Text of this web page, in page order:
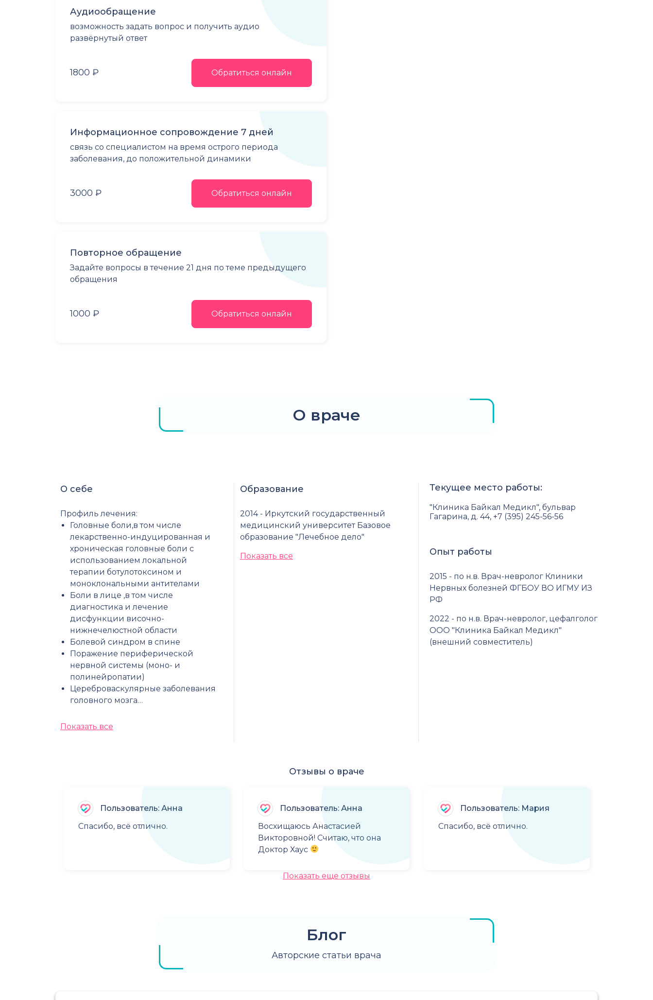
Аудиообращение
возможность задать вопрос и получить аудио
развёрнутый ответ
1800 ₽ Обратиться онлайн
Информационное сопровождение 7 дней
связь со специалистом на время острого периода
заболевания, до положительной динамики
3000 ₽ Обратиться онлайн
Повторное обращение
Задайте вопросы в течение 21 дня по теме предыдущего
обращения
1000 ₽ Обратиться онлайн
О враче
О себе
Профиль лечения:
Головные боли,в том числе
лекарственно-индуцированная и
хроническая головные боли с
использованием локальной
терапии ботулотоксином и
моноклональными антителами
Боли в лице ,в том числе
диагностика и лечение
дисфункции височно-
нижнечелюстной области
Болевой синдром в спине
Поражение периферической
нервной системы (моно- и
полинейропатии)
Цереброваскулярные заболевания
головного мозга…
Показать все
Образование
2014 - Иркутский государственный
медицинский университет Базовое
образование "Лечебное дело"
Показать все
Текущее место работы:
"Клиника Байкал Медикл", бульвар
Гагарина, д. 44, +7 (395) 245-56-56
Опыт работы
2015 - по н.в. Врач-невролог Клиники
Нервных болезней ФГБОУ ВО ИГМУ ИЗ
РФ
2022 - по н.в. Врач-невролог, цефалголог
ООО "Клиника Байкал Медикл"
(внешний совместитель)
Отзывы о враче
Пользователь: Анна
Спасибо, всё отлично.
Пользователь: Анна
Восхищаюсь Анастасией
Викторовной! Считаю, что она
Доктор Хаус
Пользователь: Мария
Спасибо, всё отлично.
Показать еще отзывы
Блог
Авторские статьи врача